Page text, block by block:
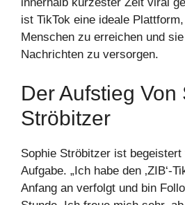
innerhalb kürzester Zeit viral
ist TikTok eine ideale
Menschen zu erreichen und
Nachrichten zu versorgen.
Der Aufstieg Von
Ströbitzer
Sophie Ströbitzer ist
Aufgabe. „Ich habe den ‚ZIB‘-
Anfang an verfolgt und bin